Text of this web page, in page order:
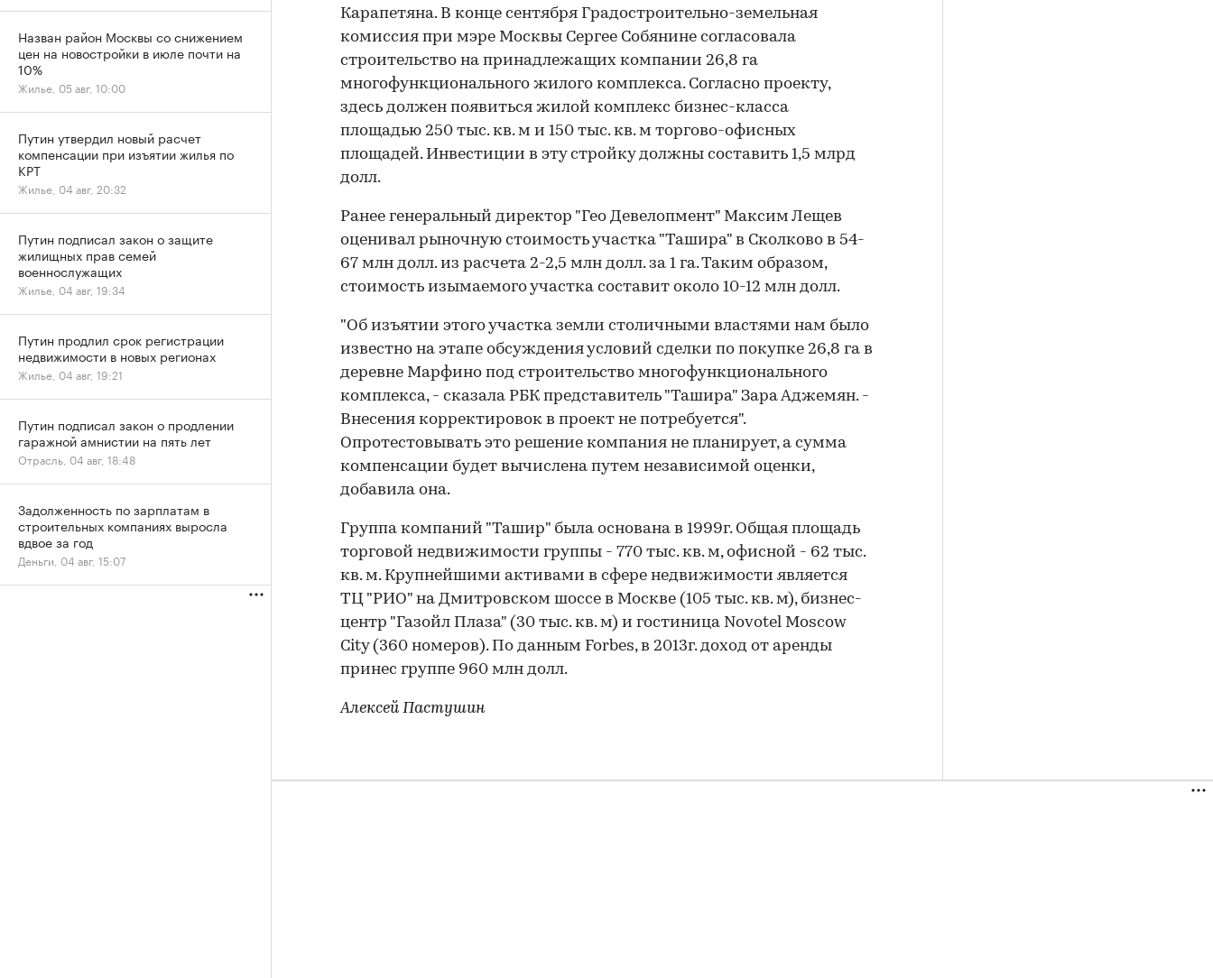
00:00
Карапетяна. В конце сентября Градостроительно-земельная
комиссия при мэре Москвы Сергее Собянине согласовала
строительство на принадлежащих компании 26,8 га
многофункционального жилого комплекса. Согласно проекту,
здесь должен появиться жилой комплекс бизнес-класса
площадью 250 тыс. кв. м и 150 тыс. кв. м торгово-офисных
площадей. Инвестиции в эту стройку должны составить 1,5 млрд
долл.
Ранее генеральный директор "Гео Девелопмент" Максим Лещев
оценивал рыночную стоимость участка "Ташира" в Сколково в 54-
67 млн долл. из расчета 2-2,5 млн долл. за 1 га. Таким образом,
стоимость изымаемого участка составит около 10-12 млн долл.
"Об изъятии этого участка земли столичными властями нам было
известно на этапе обсуждения условий сделки по покупке 26,8 га в
деревне Марфино под строительство многофункционального
комплекса, - сказала РБК представитель "Ташира" Зара Аджемян. -
Внесения корректировок в проект не потребуется".
Опротестовывать это решение компания не планирует, а сумма
компенсации будет вычислена путем независимой оценки,
добавила она.
Группа компаний "Ташир" была основана в 1999г. Общая площадь
торговой недвижимости группы - 770 тыс. кв. м, офисной - 62 тыс.
кв. м. Крупнейшими активами в сфере недвижимости является
ТЦ "РИО" на Дмитровском шоссе в Москве (105 тыс. кв. м), бизнес-
центр "Газойл Плаза" (30 тыс. кв. м) и гостиница Novotel Moscow
City (360 номеров). По данным Forbes, в 2013г. доход от аренды
принес группе 960 млн долл.
Алексей Пастушин
Назван район Москвы со снижением
цен на новостройки в июле почти на
10%
Жилье, 05 авг, 10:00
Путин утвердил новый расчет
компенсации при изъятии жилья по
КРТ
Жилье, 04 авг, 20:32
Путин подписал закон о защите
жилищных прав семей
военнослужащих
Жилье, 04 авг, 19:34
Путин продлил срок регистрации
недвижимости в новых регионах
Жилье, 04 авг, 19:21
Путин подписал закон о продлении
гаражной амнистии на пять лет
Отрасль, 04 авг, 18:48
Задолженность по зарплатам в
строительных компаниях выросла
вдвое за год
Деньги, 04 авг, 15:07